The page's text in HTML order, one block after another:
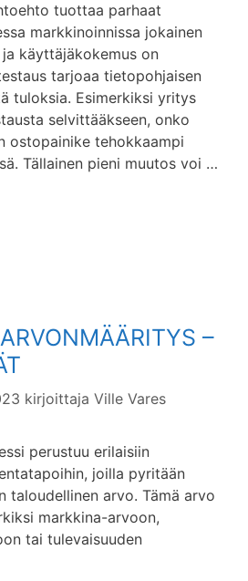
tuottaa parhaat
markkinoinnissa jokainen
käyttäjäkokemus on
tarjoaa tietopohjaisen
tuloksia. Esimerkiksi yritys
selvittääkseen, onko
ostopainike tehokkaampi
Tällainen pieni muutos voi …
–
kirjoittaja Ville Vares
perustuu erilaisiin
joilla pyritään
taloudellinen arvo. Tämä arvo
markkina-arvoon,
tai tulevaisuuden